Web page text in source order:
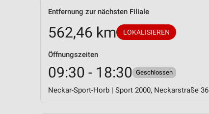
Entfernung zur nächsten Filiale
562,46 km LOKALISIEREN
Öffnungszeiten
09:30 - 18:30 Geschlossen
Neckar-Sport-Horb | Sport 2000, Neckarstraße 36